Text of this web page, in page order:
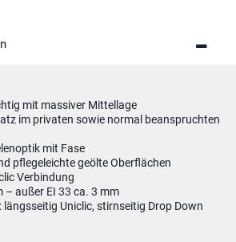
mit massiver Mittellage
im privaten sowie normal beanspruchten
mit Fase
pflegeleichte geölte Oberflächen
Verbindung
– außer EI 33 ca. 3 mm
längsseitig Uniclic, stirnseitig Drop Down